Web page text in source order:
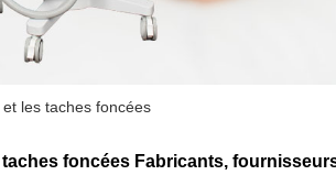
les taches foncées
foncées Fabricants,